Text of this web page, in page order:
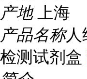
产地
上海
产品名称人
检测试剂盒